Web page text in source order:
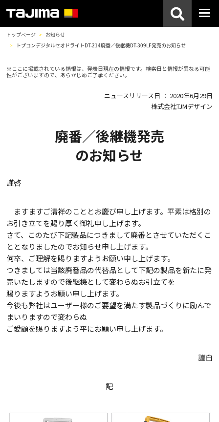
トップページ
お知らせ
トプコンデジタルセオドライトDT-214廃番／後継機DT-309LF発売のお知らせ
※ここに掲載されている情報は、発表日現在の情報です。検索日と情報が異なる可能
性がございますので、あらかじめご了承ください。
ニュースリリース日 ： 2020年6月29日
株式会社TJMデザイン
廃番／後継機発売
のお知らせ
謹啓
ますますご清祥のこととお慶び申し上げます。平素は格別の
お引き立てを賜り厚く御礼申し上げます。
さて、このたび下記製品につきまして廃番とさせていただくこ
ととなりましたのでお知らせ申し上げます。
何卒、ご理解を賜りますようお願い申し上げます。
つきましては当該廃番品の代替品として下記の製品を新たに発
売いたしますので後継機として変わらぬお引立てを
賜りますようお願い申し上げます。
今後も弊社はユーザー様のご要望を満たす製品づくりに励んで
まいりますので変わらぬ
ご愛顧を賜りますよう平にお願い申し上げます。
謹白
記